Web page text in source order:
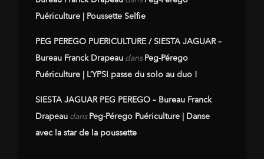
Puériculture | Poussette Selfie
PEG PEREGO PUERICULTURE / SIESTA JAGUAR –
Bureau Franck Drapeau dansPeg-Pérego
Puériculture | L’YPSI passe du solo au duo !
SIESTA JAGUAR PEG PEREGO – Bureau Franck
Drapeau dansPeg-Pérego Puériculture | Danse
avec la star de la poussette